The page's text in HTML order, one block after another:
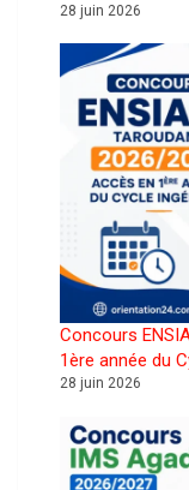
28 juin 2026
Concours
1ère année du
28 juin 2026